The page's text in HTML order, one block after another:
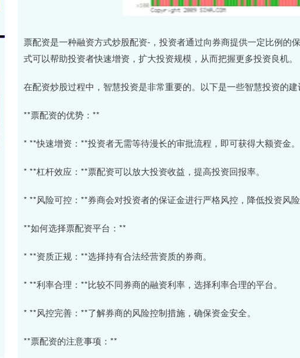
票配资是一种融资方式炒股配资-，投资者通过向券商提供一定比例的
式可以帮助投资者快速增资，扩大投资规模，从而把握更多投资良机。
在配资炒股过程中，智慧投资是非常重要的。以下是一些智慧投资的建
**票配资的优势：**
* **快速增资：**投资者无需等待漫长的审批流程，即可获得大额资金。
* **杠杆效应：**票配资可以放大投资收益，提高投资回报率。
* **风险可控：**券商会对投资者的保证金进行严格风控，降低投资风
**如何选择票配资平台：**
* **资质正规：**选择持有合法经营资质的券商。
* **利率合理：**比较不同券商的融资利率，选择利率合理的平台。
* **风控完善：**了解券商的风险控制措施，确保资金安全。
**票配资的注意事项：**